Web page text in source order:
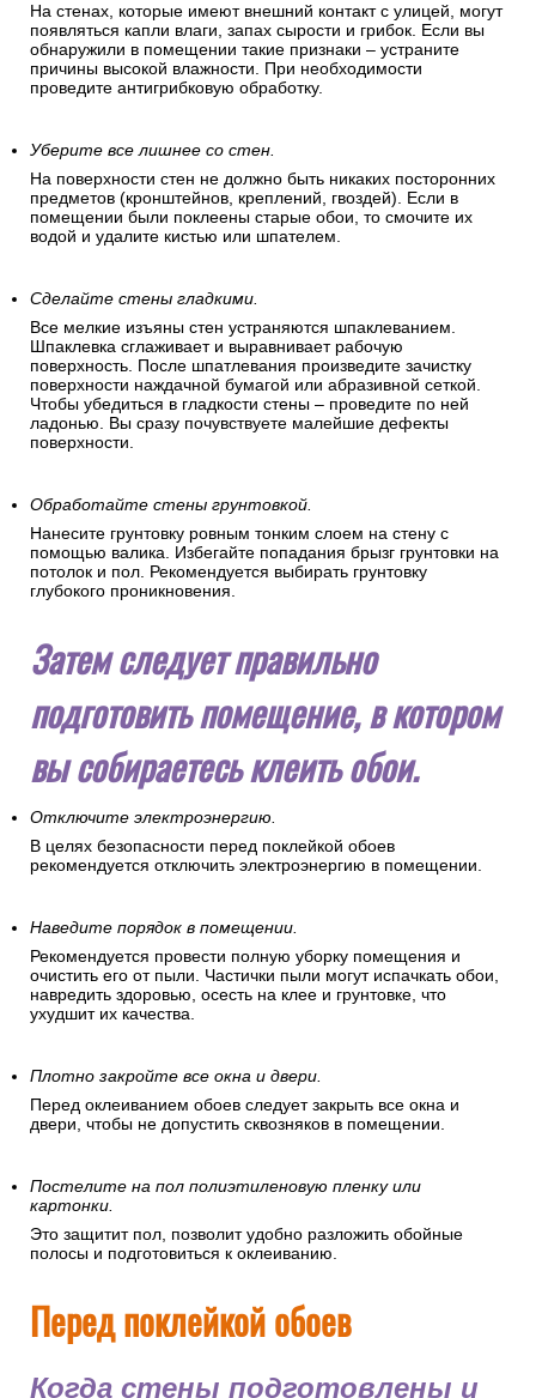
На стенах, которые имеют внешний контакт с улицей, могут
появляться капли влаги, запах сырости и грибок. Если вы
обнаружили в помещении такие признаки – устраните
причины высокой влажности. При необходимости
проведите антигрибковую обработку.
Уберите все лишнее со стен.
На поверхности стен не должно быть никаких посторонних
предметов (кронштейнов, креплений, гвоздей). Если в
помещении были поклеены старые обои, то смочите их
водой и удалите кистью или шпателем.
Сделайте стены гладкими.
Все мелкие изъяны стен устраняются шпаклеванием.
Шпаклевка сглаживает и выравнивает рабочую
поверхность. После шпатлевания произведите зачистку
поверхности наждачной бумагой или абразивной сеткой.
Чтобы убедиться в гладкости стены – проведите по ней
ладонью. Вы сразу почувствуете малейшие дефекты
поверхности.
Обработайте стены грунтовкой.
Нанесите грунтовку ровным тонким слоем на стену с
помощью валика. Избегайте попадания брызг грунтовки на
потолок и пол. Рекомендуется выбирать грунтовку
глубокого проникновения.
Затем следует правильно
подготовить помещение, в котором
вы собираетесь клеить обои.
Отключите электроэнергию.
В целях безопасности перед поклейкой обоев
рекомендуется отключить электроэнергию в помещении.
Наведите порядок в помещении.
Рекомендуется провести полную уборку помещения и
очистить его от пыли. Частички пыли могут испачкать обои,
навредить здоровью, осесть на клее и грунтовке, что
ухудшит их качества.
Плотно закройте все окна и двери.
Перед оклеиванием обоев следует закрыть все окна и
двери, чтобы не допустить сквозняков в помещении.
Постелите на пол полиэтиленовую пленку или
картонки.
Это защитит пол, позволит удобно разложить обойные
полосы и подготовиться к оклеиванию.
Перед поклейкой обоев
Когда стены подготовлены и